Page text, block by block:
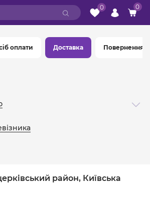
0 0
оплати Доставка Повернення
район, Київська